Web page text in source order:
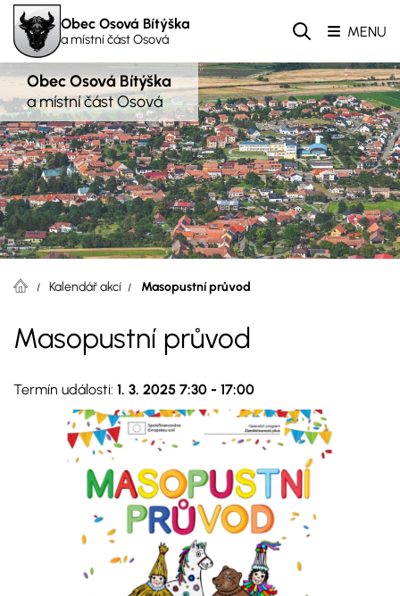
Obec Osová Bítýška
a místní část Osová MENU
Obec Osová Bítýška
a místní část Osová
Kalendář akcí Masopustní průvod
Masopustní průvod
Termín události: 1. 3. 2025 7:30 - 17:00